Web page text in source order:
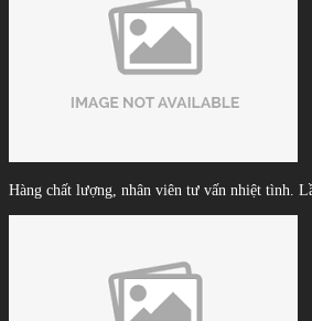
Hàng chất lượng, nhân viên tư vấn nhiệt tình.